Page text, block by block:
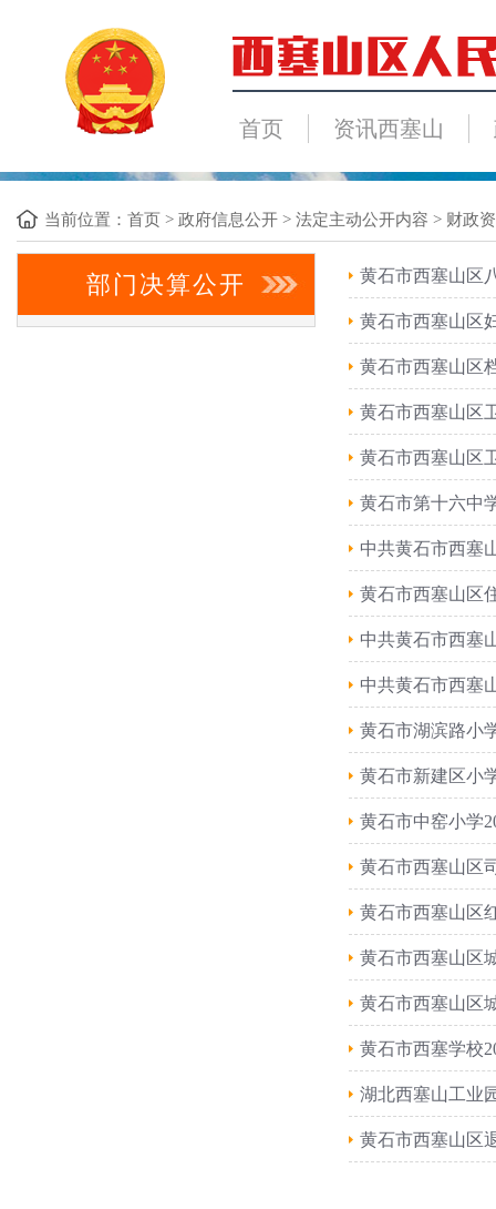
首页 资讯西塞山
当前位置： 首页 > 政府信息公开 > 法定主动公开内容 > 财政
部门决算公开 黄石市西塞山区
黄石市西塞山区
黄石市西塞山区
黄石市西塞山区
黄石市西塞山区
黄石市第十六中
中共黄石市西塞
黄石市西塞山区
中共黄石市西塞
中共黄石市西塞
黄石市湖滨路小
黄石市新建区小
黄石市中窑小学
黄石市西塞山区
黄石市西塞山区
黄石市西塞山区
黄石市西塞山区
黄石市西塞学校
湖北西塞山工业
黄石市西塞山区